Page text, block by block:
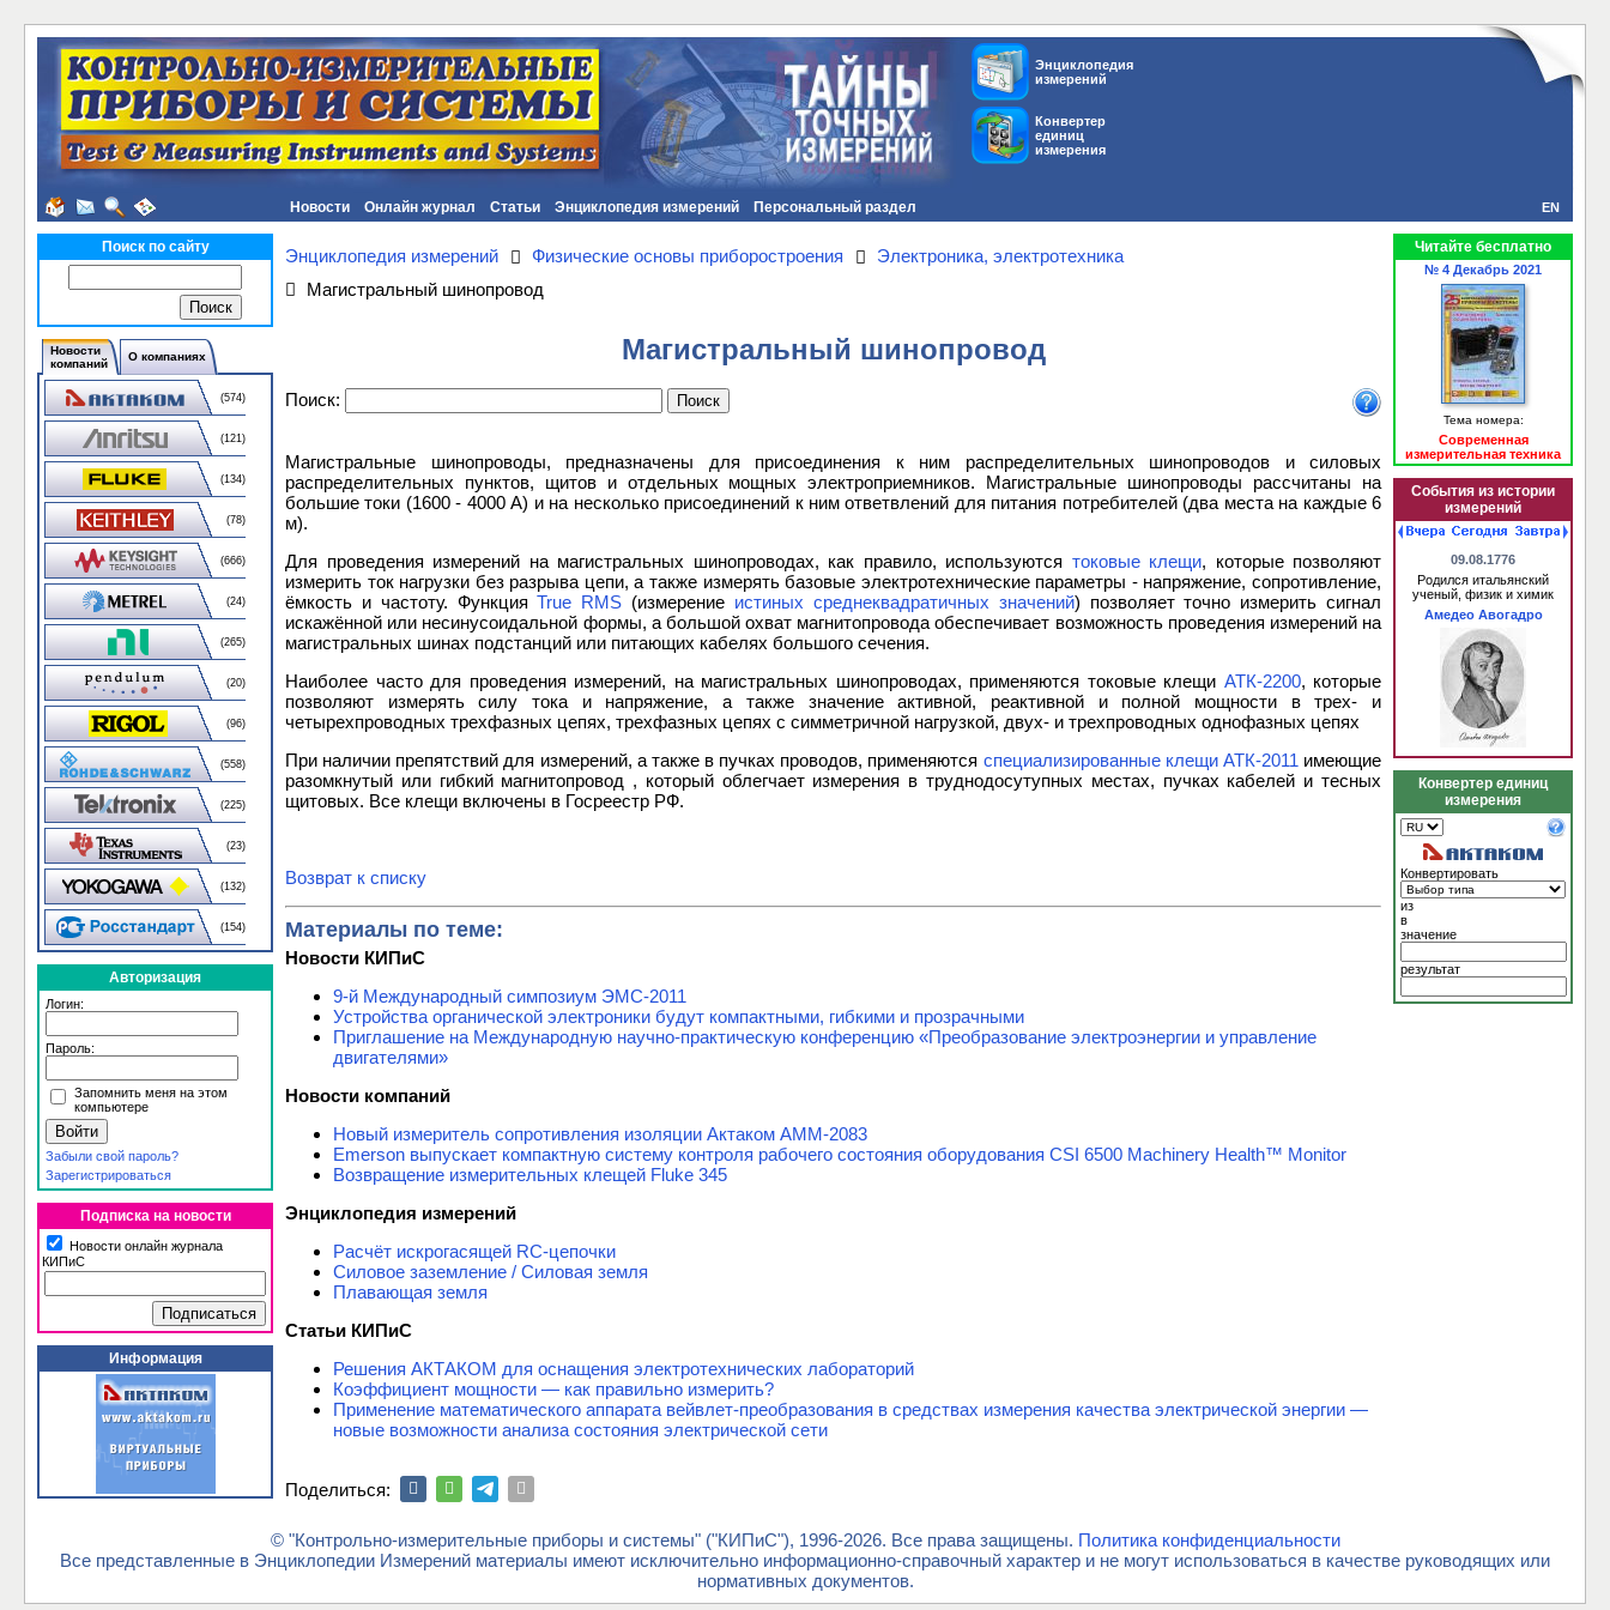
Энциклопедия
измерений
Конвертер
единиц
измерения
Новости Онлайн журнал Статьи Энциклопедия измерений Персональный раздел EN
Поиск по сайту
Новости
компаний
О компаниях
(574)
(121)
(134)
(78)
(666)
(24)
(265)
(20)
(96)
(558)
(225)
(23)
(132)
(154)
Авторизация
Логин:
Пароль:
Запомнить меня на этом
компьютере
Забыли свой пароль?
Зарегистрироваться
Подписка на новости
Новости онлайн журнала
КИПиС
Информация
Энциклопедия измерений Физические основы приборостроения
Электроника, электротехника
Магистральный шинопровод
Магистральный шинопровод
Поиск:
Магистральные шинопроводы, предназначены для присоединения к ним распределительных шинопроводов и силовых
распределительных пунктов, щитов и отдельных мощных электроприемников. Магистральные шинопроводы рассчитаны на
большие токи (1600 - 4000 А) и на несколько присоединений к ним ответвлений для питания потребителей (два места на каждые 6
м).
Для проведения измерений на магистральных шинопроводах, как правило, используются токовые клещи, которые позволяют
измерить ток нагрузки без разрыва цепи, а также измерять базовые электротехнические параметры - напряжение, сопротивление,
ёмкость и частоту. ФункцияTrue RMS (измерение истиных среднеквадратичных значений) позволяет точно измерить сигнал
искажённой или несинусоидальной формы, а большой охват магнитопровода обеспечивает возможность проведения измерений на
магистральных шинах подстанций или питающих кабелях большого сечения.
Наиболее часто для проведения измерений, на магистральных шинопроводах, применяются токовые клещи АТК-2200, которые
позволяют измерять силу тока и напряжение, а также значение активной, реактивной и полной мощности в трех- и
четырехпроводных трехфазных цепях, трехфазных цепях с симметричной нагрузкой, двух- и трехпроводных однофазных цепях
При наличии препятствий для измерений, а также в пучках проводов, применяются специализированные клещи АТК-2011 имеющие
разомкнутый или гибкий магнитопровод , который облегчает измерения в труднодосутупных местах, пучках кабелей и тесных
щитовых. Все клещи включены в Госреестр РФ.
Возврат к списку
Материалы по теме:
Новости КИПиС
9-й Международный симпозиум ЭМС-2011
Устройства органической электроники будут компактными, гибкими и прозрачными
Приглашение на Международную научно-практическую конференцию «Преобразование электроэнергии и управление
двигателями»
Новости компаний
Новый измеритель сопротивления изоляции Актаком АММ-2083
Emerson выпускает компактную систему контроля рабочего состояния оборудования CSI 6500 Machinery Health™ Monitor
Возвращение измерительных клещей Fluke 345
Энциклопедия измерений
Расчёт искрогасящей RC-цепочки
Силовое заземление / Силовая земля
Плавающая земля
Статьи КИПиС
Решения АКТАКОМ для оснащения электротехнических лабораторий
Коэффициент мощности — как правильно измерить?
Применение математического аппарата вейвлет-преобразования в средствах измерения качества электрической энергии —
новые возможности анализа состояния электрической сети
Поделиться:
Читайте бесплатно
№ 4 Декабрь 2021
Тема номера:
Современная
измерительная техника
События из истории
измерений
09.08.1776
Родился итальянский
ученый, физик и химик
Амедео Авогадро
Конвертер единиц
измерения
Конвертировать
из
в
значение
результат
© "Контрольно-измерительные приборы и системы" ("КИПиС"), 1996-2026. Все права защищены. Политика конфиденциальности
Все представленные в Энциклопедии Измерений материалы имеют исключительно информационно-справочный характер и не могут использоваться в качестве руководящих или
нормативных документов.